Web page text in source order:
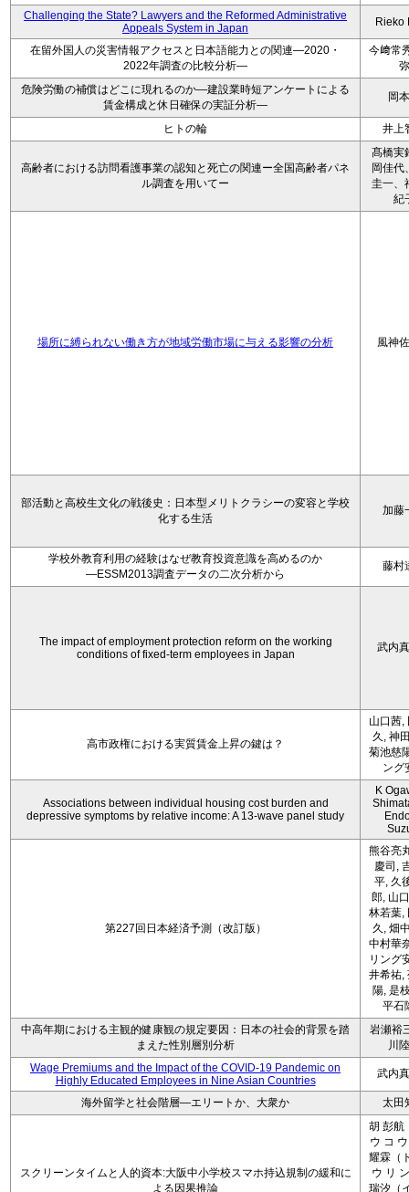
Challenging the State? Lawyers and the Reformed Administrative
Appeals System in Japan
Rieko
在留外国人の災害情報アクセスと日本語能力との関連―2020・
2022年調査の比較分析―
今﨑常
弥
危険労働の補償はどこに現れるのか―建設業時短アンケートによる
賃金構成と休日確保の実証分析―
岡
ヒトの輪 井上
高齢者における訪問看護事業の認知と死亡の関連ー全国高齢者パネ
ル調査を用いてー
髙橋実
岡佳代
圭一、
紀
場所に縛られない働き方が地域労働市場に与える影響の分析 風神
部活動と高校生文化の戦後史：日本型メリトクラシーの変容と学校
化する生活
加藤
学校外教育利用の経験はなぜ教育投資意識を高めるのか
―ESSM2013調査データの二次分析から
藤村
The impact of employment protection reform on the working
conditions of fixed-term employees in Japan
武内
高市政権における実質賃金上昇の鍵は？
山口茜,
久, 神
菊池慈
ング
Associations between individual housing cost burden and
depressive symptoms by relative income: A 13-wave panel study
K
第227回日本経済予測（改訂版）
熊谷亮
慶司,
平, 久
郎, 山
林若葉,
久, 畑
中村華
リング
井希祐,
陽, 是
平石
中高年期における主観的健康観の規定要因：日本の社会的背景を踏
まえた性別層別分析
岩瀬裕
川
Wage Premiums and the Impact of the COVID‑19 Pandemic on
Highly Educated Employees in Nine Asian Countries
武内
海外留学と社会階層―エリートか、大衆か 太田
スクリーンタイムと人的資本:大阪中小学校スマホ持込規制の緩和に
よる因果推論
胡 彭航
ウ コ
耀霖（
ウ リ
瑞汐（